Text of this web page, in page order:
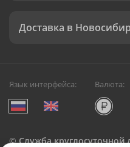
Доставка в
Язык интерфейса: Валюта:
©Служба круглосуточной